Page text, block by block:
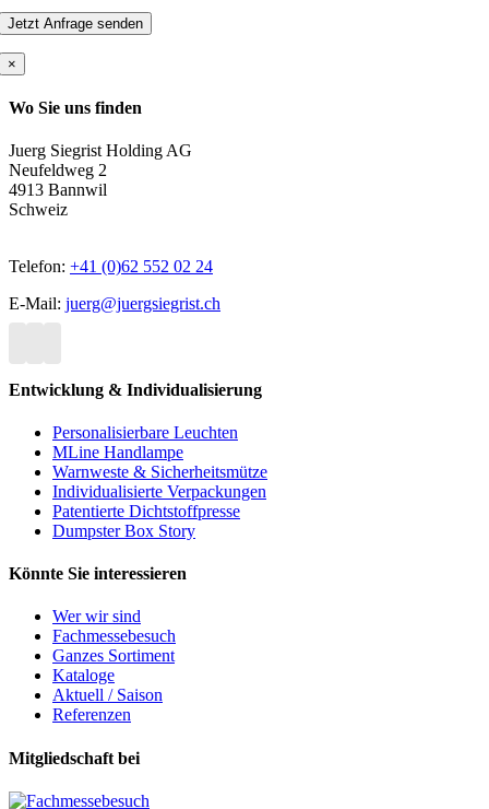
×
Wo Sie uns finden
Juerg Siegrist Holding AG
Neufeldweg 2
4913 Bannwil
Schweiz
Telefon: +41 (0)62 552 02 24
E-Mail: juerg@juergsiegrist.ch
Entwicklung & Individualisierung
Personalisierbare Leuchten
MLine Handlampe
Warnweste & Sicherheitsmütze
Individualisierte Verpackungen
Patentierte Dichtstoffpresse
Dumpster Box Story
Könnte Sie interessieren
Wer wir sind
Fachmessebesuch
Ganzes Sortiment
Kataloge
Aktuell / Saison
Referenzen
Mitgliedschaft bei